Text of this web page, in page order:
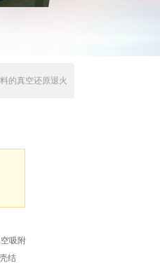
的真空还原退火
吸附
结